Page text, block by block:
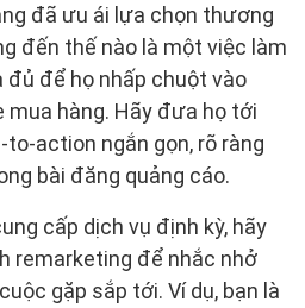
đã ưu ái lựa chọn thương
đến thế nào là một việc làm
để họ nhấp chuột vào
hàng. Hãy đưa họ tới
action ngắn gọn, rõ ràng
bài đăng quảng cáo.
cấp dịch vụ định kỳ, hãy
remarketing để nhắc nhở
gặp sắp tới. Ví dụ, bạn là